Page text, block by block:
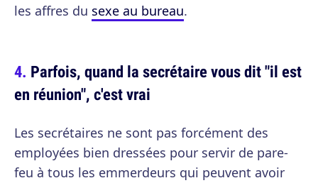
les affres du sexe au bureau.
Parfois, quand la secrétaire vous dit "il est
en réunion", c'est vrai
Les secrétaires ne sont pas forcément des
employées bien dressées pour servir de pare-
feu à tous les emmerdeurs qui peuvent avoir